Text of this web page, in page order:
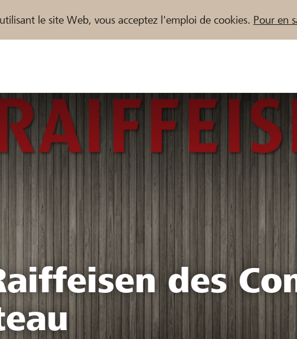
le site Web, vous acceptez l'emploi de cookies. Pour en
Partenaires / Banques Raiffeisen
des